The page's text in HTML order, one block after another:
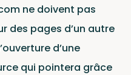
ne doivent pas
des pages d’un autre
d’une
qui pointera grâce